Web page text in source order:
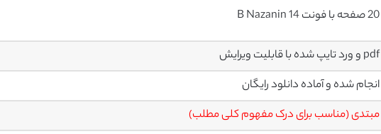
20 صفحه با فونت 14 B Nazanin
pdf و ورد تایپ شده با قابلیت ویرایش
انجام شده و آماده دانلود رایگان
مبتدی (مناسب برای درک مفهوم کلی مطلب)